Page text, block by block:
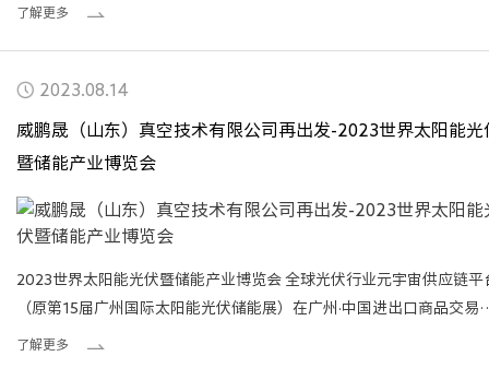
了解更多
2023.08.14
威鹏晟（山东）真空技术有限公司再出发-2023世界太阳能光
暨储能产业博览会
2023世界太阳能光伏暨储能产业博览会 全球光伏行业元宇宙供应链平
（原第15届广州国际太阳能光伏储能展）在广州·中国进出口商品交易
展馆B区开启光储年度荣耀盛典。
了解更多